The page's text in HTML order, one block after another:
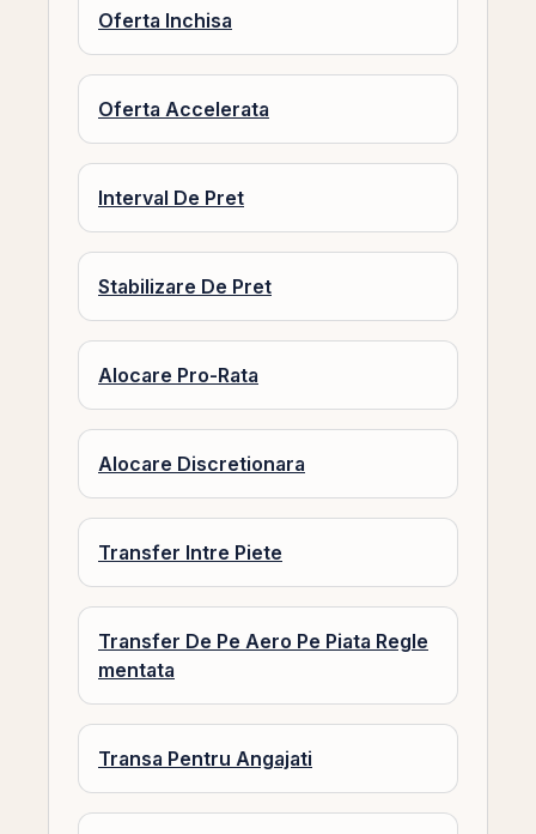
Oferta Inchisa
Oferta Accelerata
Interval De Pret
Stabilizare De Pret
Alocare Pro-Rata
Alocare Discretionara
Transfer Intre Piete
Transfer De Pe Aero Pe Piata Regle
mentata
Transa Pentru Angajati